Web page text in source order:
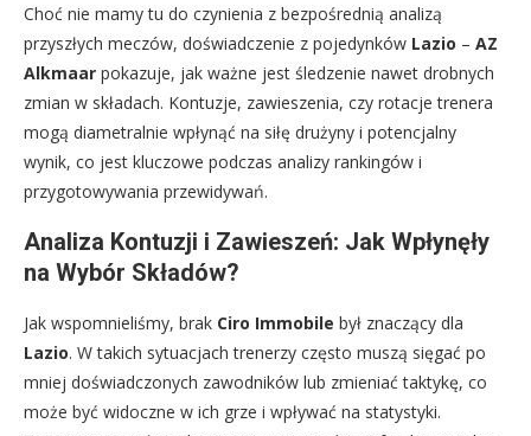
Choć nie mamy tu do czynienia z bezpośrednią analizą
przyszłych meczów, doświadczenie z pojedynków Lazio – AZ
Alkmaar pokazuje, jak ważne jest śledzenie nawet drobnych
zmian w składach. Kontuzje, zawieszenia, czy rotacje trenera
mogą diametralnie wpłynąć na siłę drużyny i potencjalny
wynik, co jest kluczowe podczas analizy rankingów i
przygotowywania przewidywań.
Analiza Kontuzji i Zawieszeń: Jak Wpłynęły
na Wybór Składów?
Jak wspomnieliśmy, brak Ciro Immobile był znaczący dla
Lazio. W takich sytuacjach trenerzy często muszą sięgać po
mniej doświadczonych zawodników lub zmieniać taktykę, co
może być widoczne w ich grze i wpływać na statystyki.